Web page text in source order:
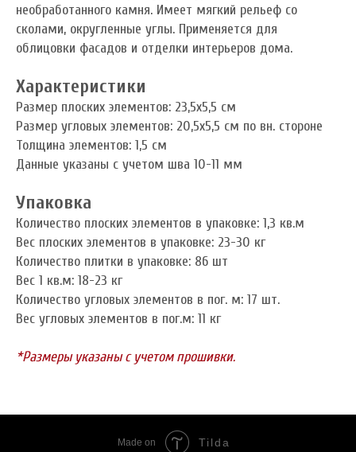
необработанного камня. Имеет мягкий рельеф со
сколами, округленные углы. Применяется для
облицовки фасадов и отделки интерьеров дома.
Характеристики
Размер плоских элементов: 23,5x5,5 см
Размер угловых элементов: 20,5x5,5 см по вн. стороне
Толщина элементов: 1,5 см
Данные указаны с учетом шва 10-11 мм
Упаковка
Количество плоских элементов в упаковке: 1,3 кв.м
Вес плоских элементов в упаковке: 23-30 кг
Количество плитки в упаковке: 86 шт
Вес 1 кв.м: 18-23 кг
Количество угловых элементов в пог. м: 17 шт.
Вес угловых элементов в пог.м: 11 кг
*Размеры указаны с учетом прошивки.
Made on Tilda